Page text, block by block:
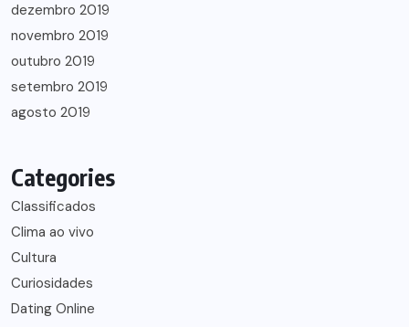
dezembro 2019
novembro 2019
outubro 2019
setembro 2019
agosto 2019
Categories
Classificados
Clima ao vivo
Cultura
Curiosidades
Dating Online